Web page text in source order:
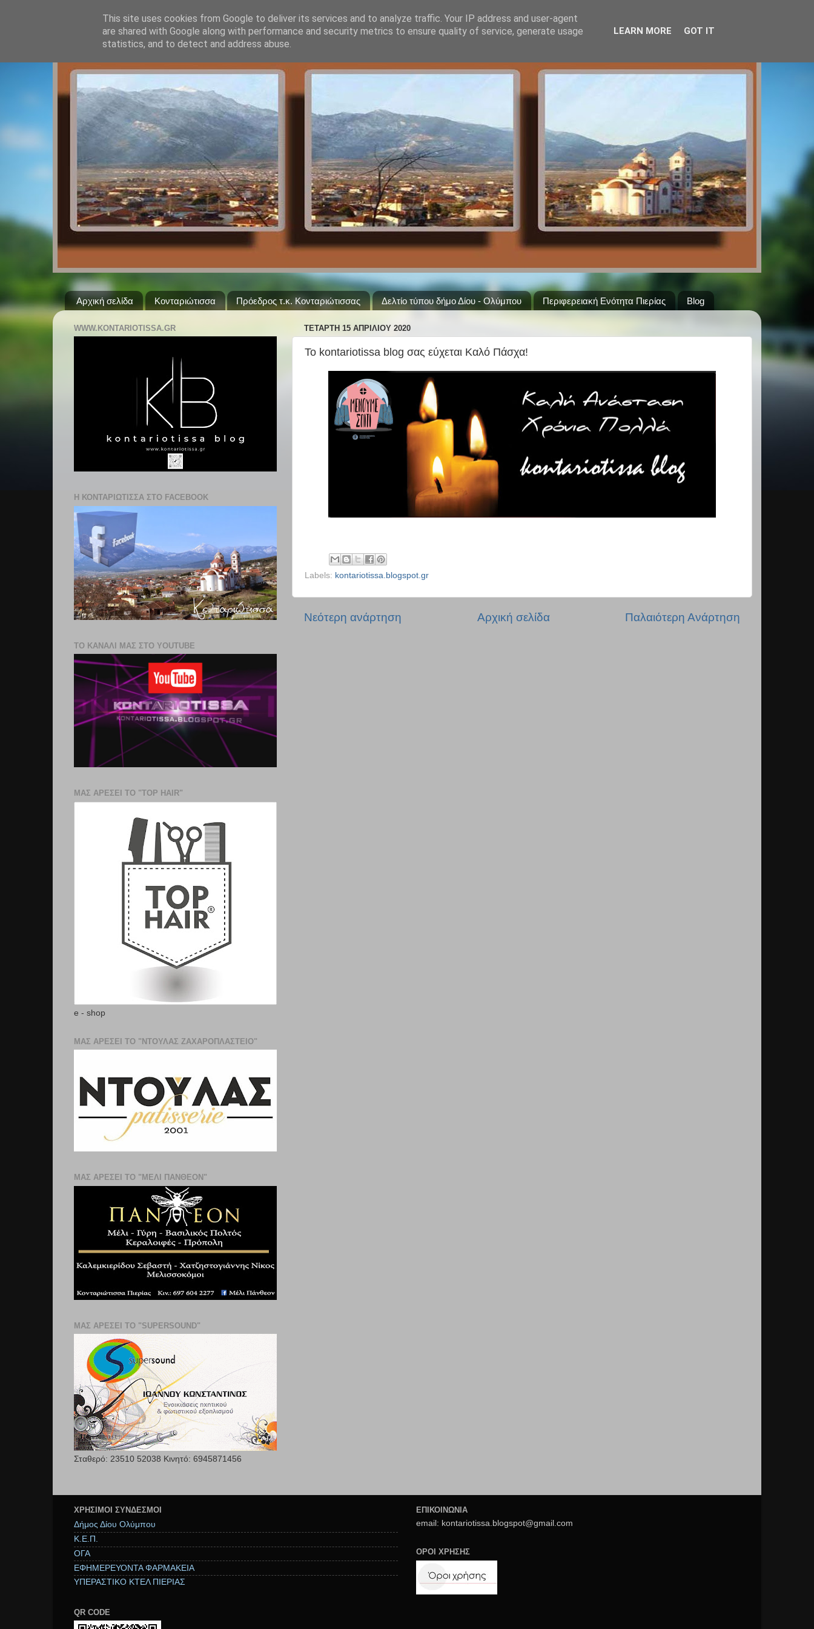
Αρχική σελίδα Κονταριώτισσα Πρόεδρος τ.κ. Κονταριώτισσας Δελτίο τύπου δήμο Δίου - Ολύμπου Περιφερειακή Ενότητα Πιερίας Blog
ΤΕΤΆΡΤΗ 15 ΑΠΡΙΛΊΟΥ 2020
Το kontariotissa blog σας εύχεται Καλό Πάσχα!
Labels: kontariotissa.blogspot.gr
Νεότερη ανάρτηση Παλαιότερη Ανάρτηση
Αρχική σελίδα
WWW.KONTARIOTISSA.GR
Η ΚΟΝΤΑΡΙΩΤΙΣΣΑ ΣΤΟ FACEBOOK
ΤΟ ΚΑΝΑΛΙ ΜΑΣ ΣΤΟ YOUTUBE
ΜΑΣ ΑΡΕΣΕΙ ΤΟ "TOP HAIR"
e - shop
ΜΑΣ ΑΡΕΣΕΙ ΤΟ "ΝΤΟΥΛΑΣ ΖΑΧΑΡΟΠΛΑΣΤΕΊΟ"
ΜΑΣ ΑΡΕΣΕΙ ΤΟ "ΜΕΛΙ ΠΑΝΘΕΟΝ"
ΜΑΣ ΑΡΕΣΕΙ ΤΟ "SUPERSOUND"
Σταθερό: 23510 52038 Κινητό: 6945871456
ΧΡΉΣΙΜΟΙ ΣΥΝΔΕΣΜΟΙ
Δήμος Δίου Ολύμπου
Κ.Ε.Π.
ΟΓΑ
ΕΦΗΜΕΡΕΥΟΝΤΑ ΦΑΡΜΑΚΕΙΑ
ΥΠΕΡΑΣΤΙΚΟ ΚΤΕΛ ΠΙΕΡΙΑΣ
QR CODE
ΕΠΙΚΟΙΝΩΝΙΑ
email: kontariotissa.blogspot@gmail.com
ΟΡΟΙ ΧΡΗΣΗΣ
This site uses cookies from Google to deliver its services and to analyze traffic. Your IP address and user-agent
are shared with Google along with performance and security metrics to ensure quality of service, generate usage
statistics, and to detect and address abuse.
LEARN MORE GOT IT